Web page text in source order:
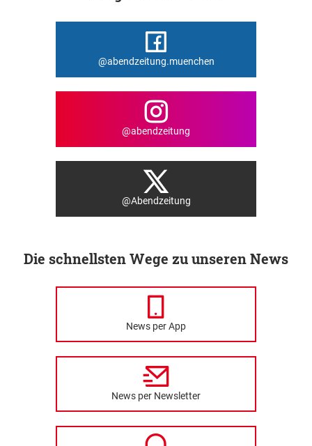
@abendzeitung.muenchen
@abendzeitung
@Abendzeitung
Die schnellsten Wege zu unseren News
News per App
News per Newsletter